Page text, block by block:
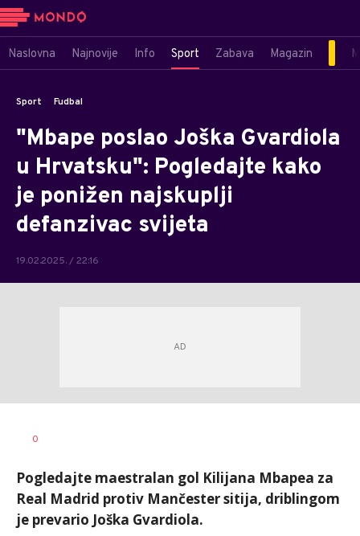
Naslovna Najnovije Info Sport Zabava Magazin
Sport Fudbal
"Mbape poslao Joška Gvardiola
u Hrvatsku": Pogledajte kako
je ponižen najskuplji
defanzivac svijeta
19.02.2025. / 22:16
AUTOR
0
Pogledajte maestralan gol Kilijana Mbapea za
Real Madrid protiv Mančester sitija, driblingom
je prevario Joška Gvardiola.